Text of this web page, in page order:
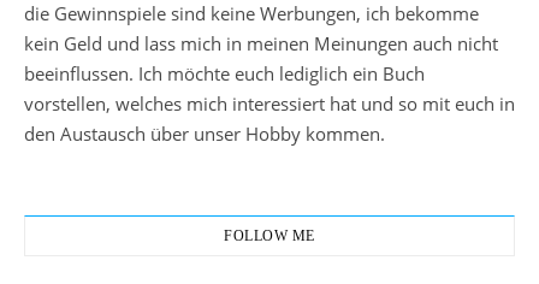
die Gewinnspiele sind keine Werbungen, ich bekomme
kein Geld und lass mich in meinen Meinungen auch nicht
beeinflussen. Ich möchte euch lediglich ein Buch
vorstellen, welches mich interessiert hat und so mit euch in
den Austausch über unser Hobby kommen.
FOLLOW ME